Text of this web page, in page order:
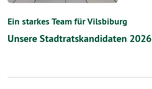
Ein starkes Team für Vilsbiburg
Unsere Stadtratskandidaten 2026